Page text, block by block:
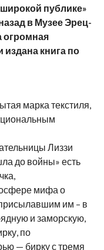
публике»
в Музее Эрец-
огромная
книга по
марка текстиля,
Лиззи
до войны» есть
мифа о
им – в
и заморскую,
по
— бирку с тремя